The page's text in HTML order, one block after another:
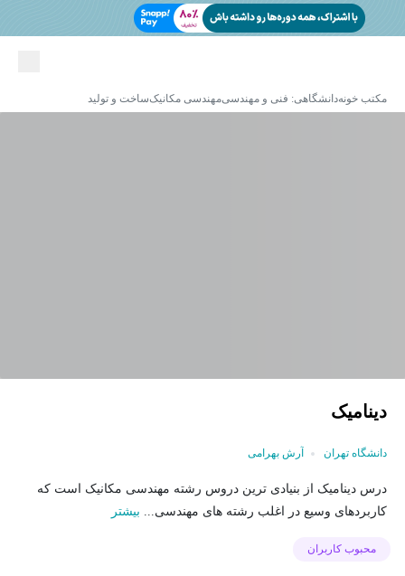
مکتب خونهدانشگاهی: فنی و مهندسیمهندسی مکانیکساخت و تولید
دینامیک
دانشگاه تهران آرش بهرامی
درس دینامیک از بنیادی ترین دروس رشته مهندسی مکانیک است که
کاربردهای وسیع در اغلب رشته های مهندسی... بیشتر
محبوب کاربران